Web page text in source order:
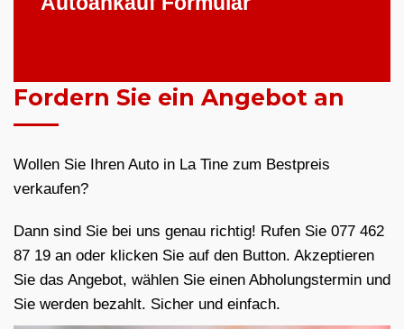
Fordern Sie ein Angebot an
Wollen Sie Ihren Auto in La Tine zum Bestpreis
verkaufen?
Dann sind Sie bei uns genau richtig! Rufen Sie 077 462
87 19 an oder klicken Sie auf den Button. Akzeptieren
Sie das Angebot, wählen Sie einen Abholungstermin und
Sie werden bezahlt. Sicher und einfach.